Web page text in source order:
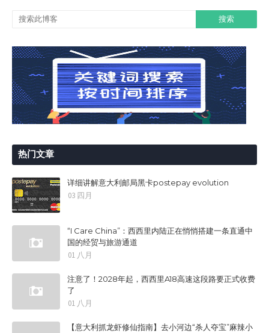
热门文章
详细讲解意大利邮局黑卡postepay evolution
03 四月
“I Care China”：西西里内陆正在悄悄搭建一条直通中
国的经贸与旅游通道
01 八月
注意了！2028年起，西西里A18高速这段路要正式收费
了
01 八月
【意大利抓龙虾修仙指南】去小河边“杀人夺宝”麻辣小